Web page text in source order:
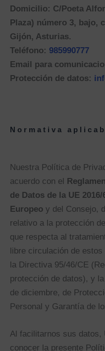
Domicilio: C/Poeta
Plaza) número 3, bajo,
Gijón, Asturias.
Teléfono: 985990777
Email para
Protección de datos:
Normativa
Nuestra Política de
acuerdo con el
de Datos de la UE
Europeo y del Consejo,
relativo a la protección
que respecta al
libre circulación de
la Directiva 95/46/CE
protección de datos), y
de diciembre, de
Personal y Garantía de
Al facilitarnos sus datos,
conocer la presente